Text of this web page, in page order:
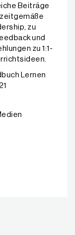
Beiträge
zu
und
zu 1:1-
Lernen